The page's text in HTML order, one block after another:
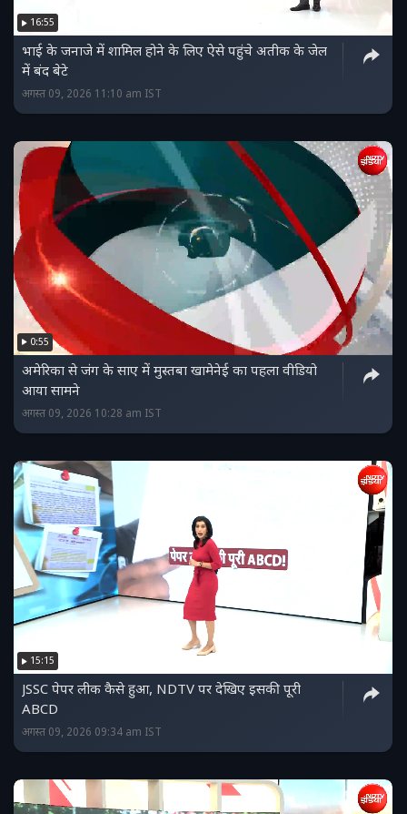
16:55
भाई के जनाजे में शामिल होने के लिए ऐसे पहुंचे अतीक के जेल
में बंद बेटे
अगस्त 09, 2026 11:10 am IST
0:55
अमेरिका से जंग के साए में मुस्तबा खामेनेई का पहला वीडियो
आया सामने
अगस्त 09, 2026 10:28 am IST
15:15
JSSC पेपर लीक कैसे हुआ, NDTV पर देखिए इसकी पूरी
ABCD
अगस्त 09, 2026 09:34 am IST